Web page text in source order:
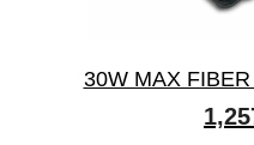
30W MAX